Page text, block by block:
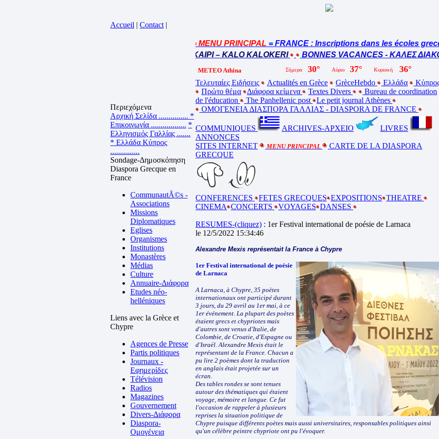
Accueil | Contact |
Περιεχόμενα
Αρχική Σελίδα ............... *
Επικοινωνία .................. *
Ελληνισμός Γαλλίας .......
* Ελλάδα Κύπρος
...............
Sondage-Δημοσκόπηση
Diaspora Grecque en
France
CommunautÃ©s -
Associations
Missions
Diplomatiques
Eglises
Organismes
Institutions
Monastères
Médias
Culture
Annuaire-Διάφορα
Etudes néo-
helléniques
Liens avec la Grèce et
Chypre
Agences de Presse
Partis politiques
Journaux -
Εφημερίδες
Télévision
Radios
Magazines
Gouvernement
Divers-Διάφορα
Diaspora-
Ομογένεια
= MENU PRINCIPAL= FRANCE : Inscriptions dans les écoles
BEL ETE – ΚΑΛΟ ΚΑΛΟΚΑΙΡΙ – KALO KALOKERI
BONNES VACANCES - ΚΑΛΕΣ
METEO Athina
Τελευταίες Ειδήσεις Actualités en Grèce GrèceHebdo Ελλάδα
Πρώτο θέμα
Διάφορα κείμενα Textes Divers
Bureau de coordination
de l'éducation
The Panhellenic post
Le petit journal Athènes
ΟΜΟΓΕΝΕΙΑ ΔΙΑΣΠΟΡΑ ΓΑΛΛΙΑΣ - DIASPORA DE FRANCE
COMMUNIQUES ARCHIVES-ΑΡΧΕΙΟ
LIVRES
ANNONCES
SITES INTERNET
MENU PRINCIPAL
CARTE DE LA DIASPORA
GRECQUE
CONFERENCES FETES GRECQUES EXPOSITIONS THEATRE
CINEMA CONCERTS VOYAGES DANSES
RESUMES-(cliquez) : 1er Festival international de poésie de Larnaca
le 12/5/2022 15:34:46
Alexandre Mexis représentait la France à Chypre
1er Festival international de poésie
de Larnaca
A Larnaca, à Chypre, 35 poètes
internationaux ont participé durant
3 jours, du 29 avril au 1er mai, à ce
1er événement. La plupart des poètes
étaient grecs et chypriotes mais
d'autres sont venus d'Italie, de
Colombie, de Croatie, d'Espagne ou
d'Israël. Alexandre Mexis était le
représentant de la France. Chacun a
pu lire 2 poèmes dont la traduction
en anglais était projetée sur un
écran.
Des tables rondes se sont tenues
autour des thématiques qui étaient
voyage, mémoire et langue. Ce fut
l'occasion de rappeler à plusieurs
reprises la situation politique de
Chypre puisque différents poètes mais aussi universitaires, responsables politiques ainsi
qu'un célèbre peintre chypriote ont pu l'évoquer.